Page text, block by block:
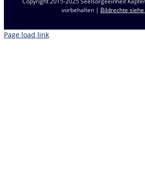
vorbehalten | Bildrechte
Page load link